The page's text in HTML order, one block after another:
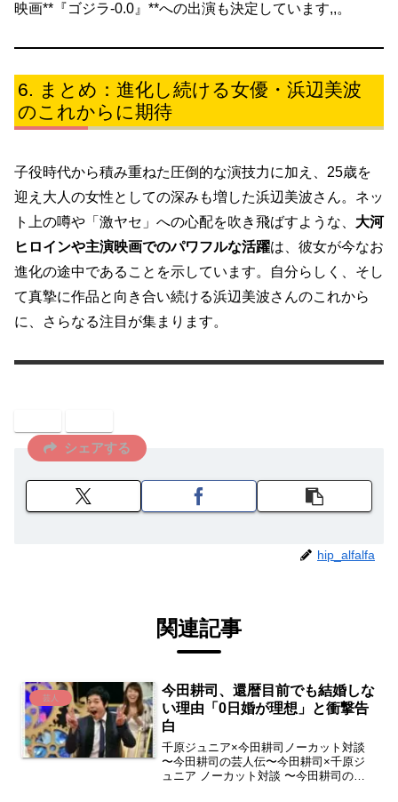
映画**『ゴジラ-0.0』**への出演も決定しています,,。
まとめ：進化し続ける女優・浜辺美波
のこれからに期待
子役時代から積み重ねた圧倒的な演技力に加え、25歳を
迎え大人の女性としての深みも増した浜辺美波さん。ネッ
ト上の噂や「激ヤセ」への心配を吹き飛ばすような、 大河
ヒロインや主演映画でのパワフルな活躍は、彼女が今なお
進化の途中であることを示しています。自分らしく、そし
て真摯に作品と向き合い続ける浜辺美波さんのこれから
に、さらなる注目が集まります。
シェアする
hip_alfalfa
関連記事
芸人
今田耕司、還暦目前でも結婚しな
い理由「0日婚が理想」と衝撃告
白
千原ジュニア×今田耕司ノーカット対談
〜今田耕司の芸人伝〜今田耕司×千原ジ
ュニア ノーカット対談 〜今田耕司の芸